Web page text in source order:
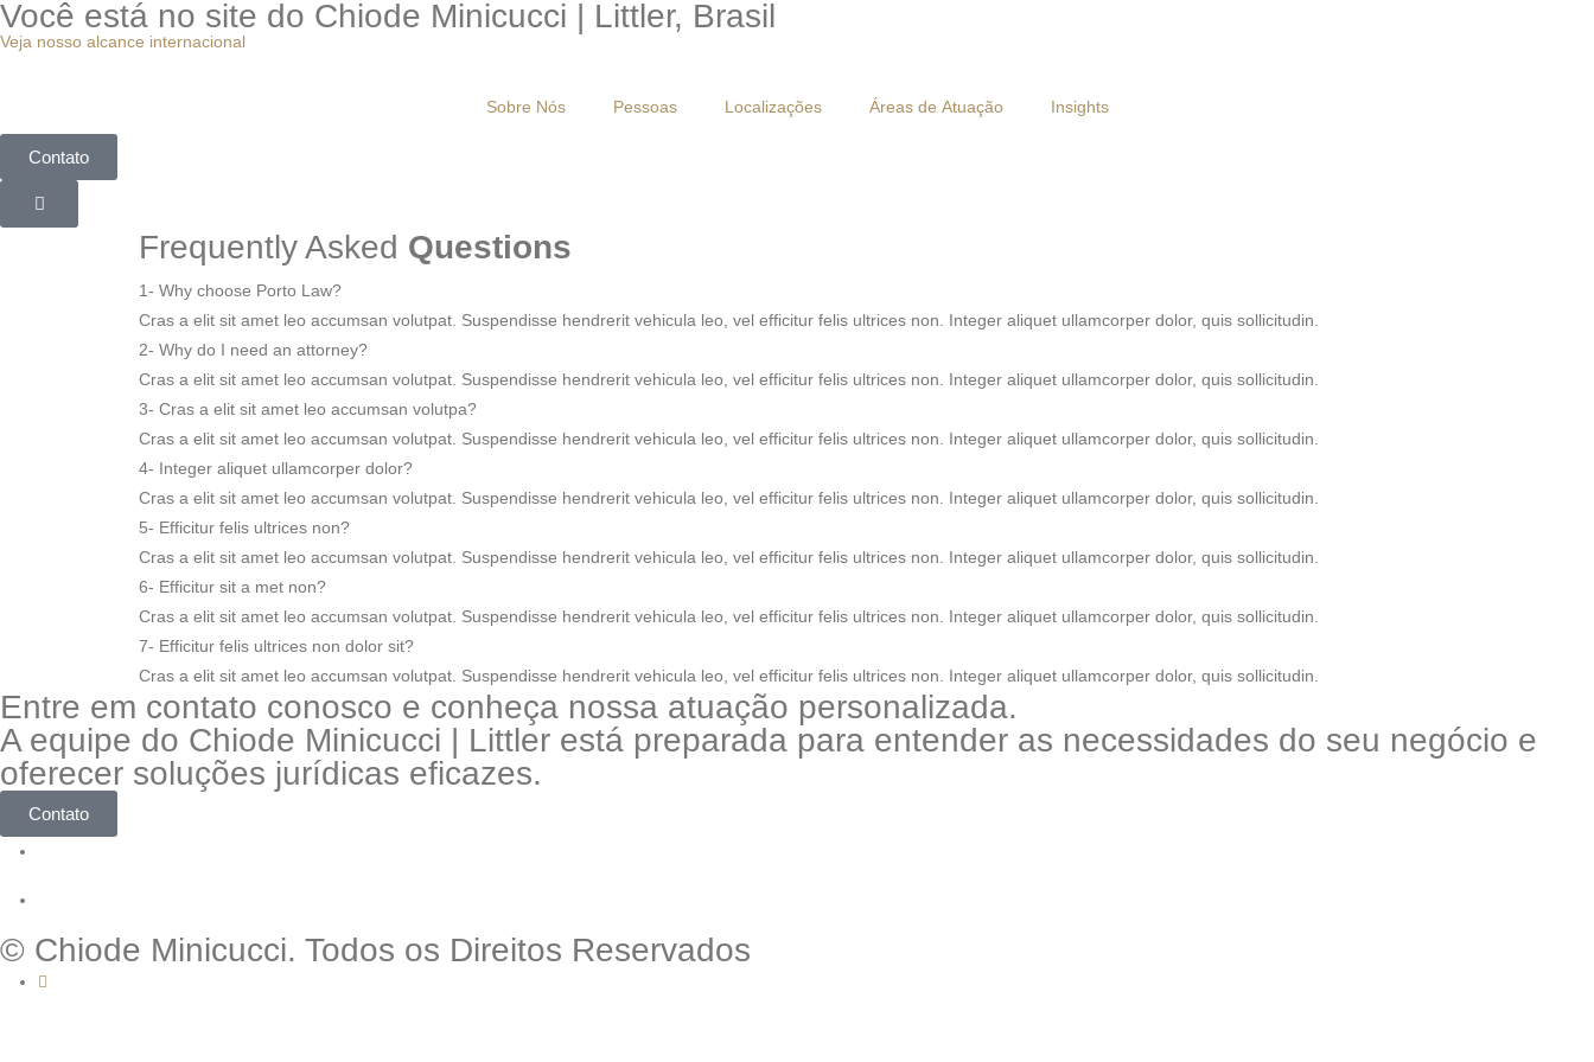
Você está no site do Chiode Minicucci | Littler, Brasil
Veja nosso alcance internacional
Sobre Nós Pessoas Localizações Áreas de Atuação Insights
Contato
Frequently Asked Questions
1- Why choose Porto Law?
Cras a elit sit amet leo accumsan volutpat. Suspendisse hendrerit vehicula leo, vel efficitur felis ultrices non. Integer aliquet ullamcorper dolor, quis sollicitudin.
2- Why do I need an attorney?
Cras a elit sit amet leo accumsan volutpat. Suspendisse hendrerit vehicula leo, vel efficitur felis ultrices non. Integer aliquet ullamcorper dolor, quis sollicitudin.
3- Cras a elit sit amet leo accumsan volutpa?
Cras a elit sit amet leo accumsan volutpat. Suspendisse hendrerit vehicula leo, vel efficitur felis ultrices non. Integer aliquet ullamcorper dolor, quis sollicitudin.
4- Integer aliquet ullamcorper dolor?
Cras a elit sit amet leo accumsan volutpat. Suspendisse hendrerit vehicula leo, vel efficitur felis ultrices non. Integer aliquet ullamcorper dolor, quis sollicitudin.
5- Efficitur felis ultrices non?
Cras a elit sit amet leo accumsan volutpat. Suspendisse hendrerit vehicula leo, vel efficitur felis ultrices non. Integer aliquet ullamcorper dolor, quis sollicitudin.
6- Efficitur sit a met non?
Cras a elit sit amet leo accumsan volutpat. Suspendisse hendrerit vehicula leo, vel efficitur felis ultrices non. Integer aliquet ullamcorper dolor, quis sollicitudin.
7- Efficitur felis ultrices non dolor sit?
Cras a elit sit amet leo accumsan volutpat. Suspendisse hendrerit vehicula leo, vel efficitur felis ultrices non. Integer aliquet ullamcorper dolor, quis sollicitudin.
Entre em contato conosco e conheça nossa atuação personalizada.
A equipe do Chiode Minicucci | Littler está preparada para entender as necessidades do seu negócio e
oferecer soluções jurídicas eficazes.
Contato
© Chiode Minicucci. Todos os Direitos Reservados